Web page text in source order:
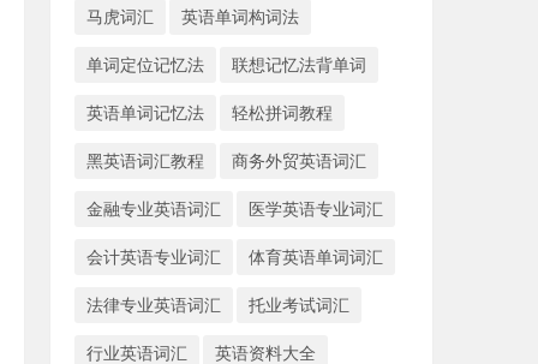
马虎词汇 英语单词构词法
单词定位记忆法 联想记忆法背单词
英语单词记忆法 轻松拼词教程
黑英语词汇教程 商务外贸英语词汇
金融专业英语词汇 医学英语专业词汇
会计英语专业词汇 体育英语单词词汇
法律专业英语词汇 托业考试词汇
行业英语词汇 英语资料大全